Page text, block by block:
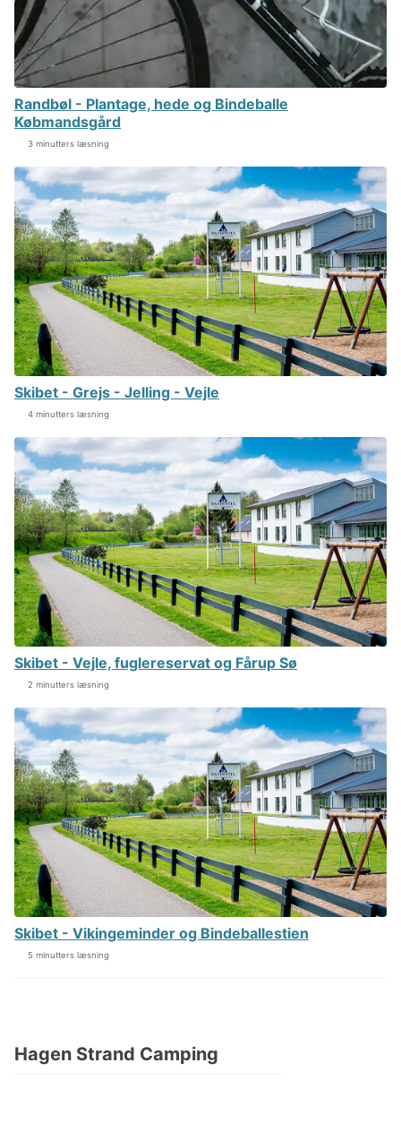
Randbøl - Plantage, hede og Bindeballe
Købmandsgård
3 minutters læsning
Skibet - Grejs - Jelling - Vejle
4 minutters læsning
Skibet - Vejle, fuglereservat og Fårup Sø
2 minutters læsning
Skibet - Vikingeminder og Bindeballestien
5 minutters læsning
Hagen Strand Camping